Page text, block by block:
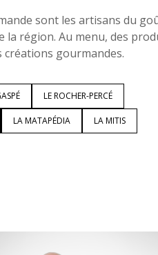
sont les artisans du
région. Au menu, des
créations gourmandes.
LE ROCHER-PERCÉ
LA MATAPÉDIA LA MITIS